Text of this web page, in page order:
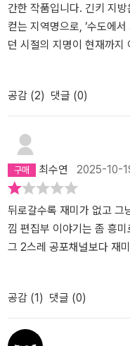
즐겨주기를 바란다. 그래서
까지 표현함으로써 상대에
-P.79📖 아무것도 없었던
같았다. 돌아가는 차 안에
을 것이다.-P.176📖 당신은
들으러 오세요. 이번에는
소설 #소설추천 #소설리
책스타그램 #베스트셀러
r #booklover
간한 작품입니다. 긴키 지
컫는 지역명으로, ‘수도에
던 시절의 지명이 현재까지
고 있다는 호소로 시작됩
이어지는 ‘긴키 지방의 어느
신을 본서의 작가와 동일한
의욕적인 신참 편집자가
방 괴담을 파헤치다 실종된
심글 사이에 이 잡지의 단
넷 정보 수집글, 심령 전문
작위로 배치되는데, 그 내용
참가한 학생들이 숙소 베란
체의 목격담, 유명 심령 스
밀고 무슨 말을 지껄이던
닉에 빠져 버린 대학생, 입
하는 여자, ‘기다리는 거야
던 모친이 윗층의 자살자가
공감 (2) 댓글 (0)
최수연 2025-10-
뒤로갈수록 재미가 없고 그
낌 편집부 이야기는 좀 흥
그 2스레 공포채널보다 재
공감 (1) 댓글 (0)